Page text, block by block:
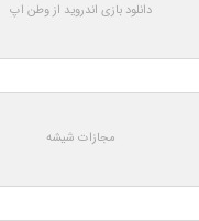
دانلود بازی اندروید از وطن اپ
مجازات شیشه